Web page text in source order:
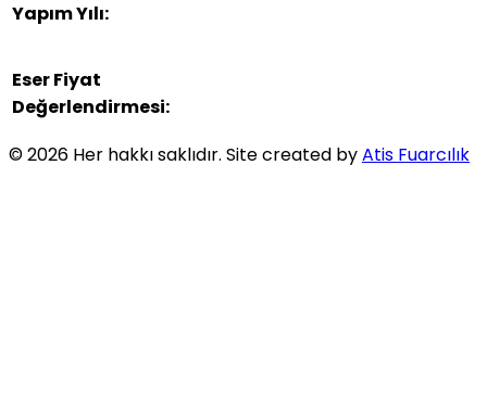
Yapım Yılı:
Eser Fiyat
Değerlendirmesi:
© 2026 Her hakkı saklıdır. Site created byAtis Fuarcılık